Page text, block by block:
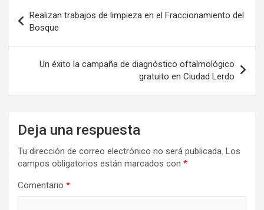
de
entradas
Realizan trabajos de limpieza en el Fraccionamiento del
Bosque
Un éxito la campaña de diagnóstico oftalmológico
gratuito en Ciudad Lerdo
Deja una respuesta
Tu dirección de correo electrónico no será publicada. Los
campos obligatorios están marcados con *
Comentario *